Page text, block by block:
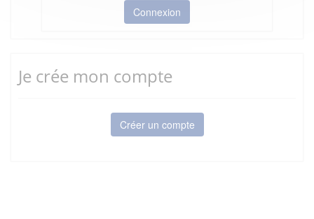
Connexion
Je crée mon compte
Créer un compte